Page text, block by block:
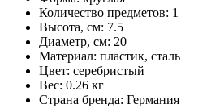
Количество предметов: 1
Высота, см: 7.5
Диаметр, см: 20
Материал: пластик, сталь
Цвет: серебристый
Вес: 0.26 кг
Страна бренда: Германия